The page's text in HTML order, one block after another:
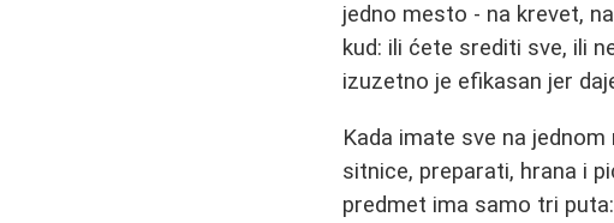
jedno mesto - na krevet,
kud: ili ćete srediti sve, ili
izuzetno je efikasan jer
Kada imate sve na
sitnice, preparati, hrana i
predmet ima samo tri